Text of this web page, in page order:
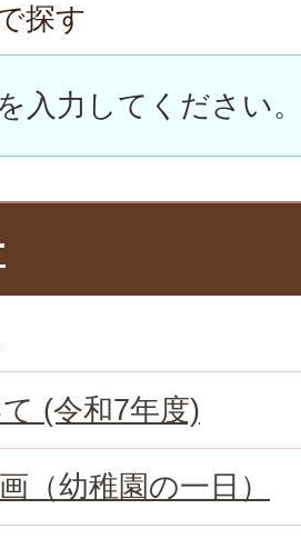
探す
(令和7年度)
（幼稚園の一日）